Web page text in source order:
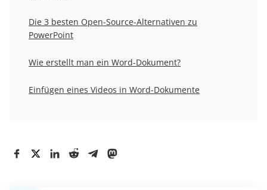
Die 3 besten Open-Source-Alternativen zu
PowerPoint
Wie erstellt man ein Word-Dokument?
Einfügen eines Videos in Word-Dokumente